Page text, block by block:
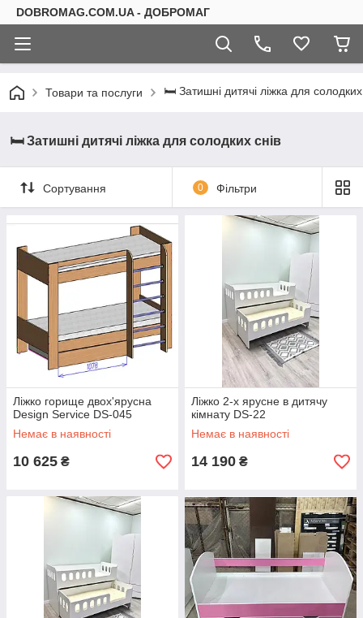
DOBROMAG.COM.UA - ДОБРОМАГ
Товари та послуги 🛏 Затишні дитячі ліжка для солодких
🛏 Затишні дитячі ліжка для солодких снів
Сортування 0 Фільтри
Ліжко горище двох'ярусна
Design Service DS-045
Немає в наявності
10 625 ₴
Ліжко 2-х ярусне в дитячу
кімнату DS-22
Немає в наявності
14 190 ₴